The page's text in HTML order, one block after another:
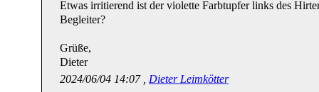
Etwas irritierend ist der violette Farbtupfer links des
Begleiter?
Grüße,
Dieter
2024/06/04 14:07 , Dieter Leimkötter